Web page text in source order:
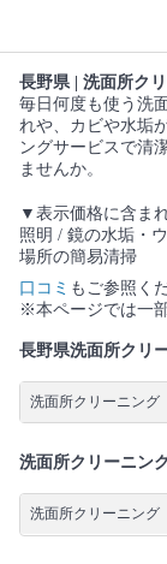
長野県 | 洗面所ク
毎日何度も使う洗
れや、カビや水垢
ングサービスで清
ませんか。
▼表示価格に含ま
照明 / 鏡の水垢・
場所の簡易清掃
口コミ もご参照く
※本ページでは一
長野県洗面所クリ
洗面所クリーニング
洗面所クリーニン
洗面所クリーニング